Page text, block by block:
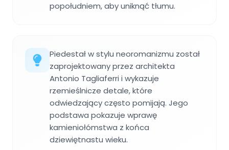
popołudniem, aby uniknąć tłumu.
Piedestał w stylu neoromanizmu został
zaprojektowany przez architekta
Antonio Tagliaferri i wykazuje
rzemieślnicze detale, które
odwiedzający często pomijają. Jego
podstawa pokazuje wprawę
kamieniołómstwa z końca
dziewiętnastu wieku.